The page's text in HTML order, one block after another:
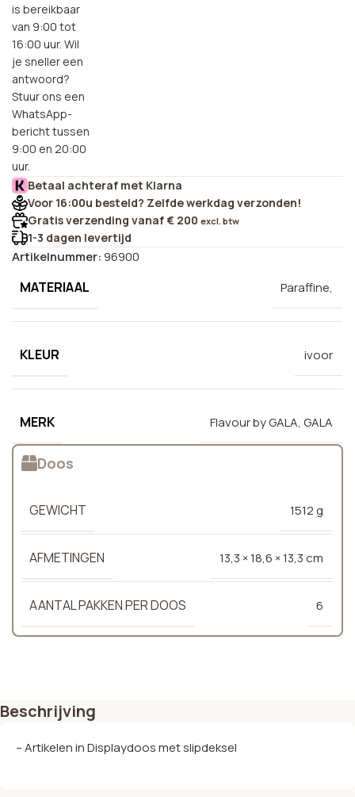
is bereikbaar
van 9:00 tot
16:00 uur. Wil
je sneller een
antwoord?
Stuur ons een
WhatsApp-
bericht tussen
9:00 en 20:00
uur.
Betaal achteraf met Klarna
Voor 16:00u besteld? Zelfde werkdag verzonden!
Gratis verzending vanaf € 200 excl. btw
1-3 dagen levertijd
Artikelnummer: 96900
MATERIAAL Paraffine,
KLEUR ivoor
MERK Flavour by GALA, GALA
Doos
GEWICHT 1512 g
AFMETINGEN 13,3 × 18,6 × 13,3 cm
AANTAL PAKKEN PER DOOS 6
Beschrijving
– Artikelen in Displaydoos met slipdeksel